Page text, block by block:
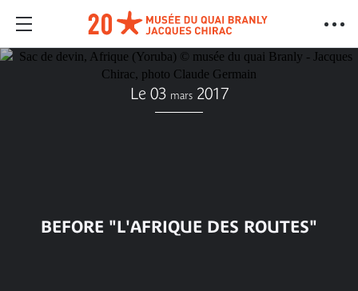
Le 03 mars 2017
BEFORE "L'AFRIQUE DES ROUTES"